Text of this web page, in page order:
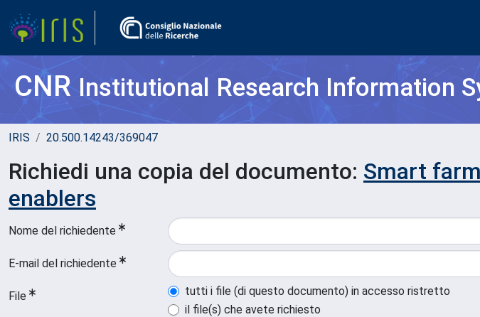
CNRInstitutional Research Information
IRIS 20.500.14243/369047
Richiedi una copia del documento: Smart
enablers
Nome del richiedente
E-mail del richiedente
File
tutti i file (di questo documento) in accesso ristretto
il file(s) che avete richiesto